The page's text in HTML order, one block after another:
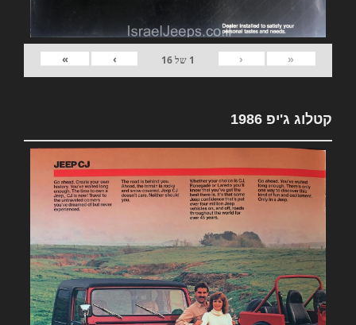
«
‹
1 של16
›
»
קטלוג ג'יפ 1986